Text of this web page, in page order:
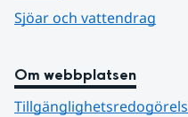
Sjöar och vattendrag
Om webbplatsen